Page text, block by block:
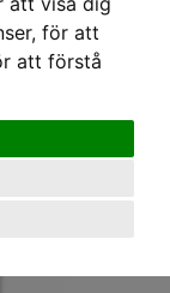
för att
att förstå